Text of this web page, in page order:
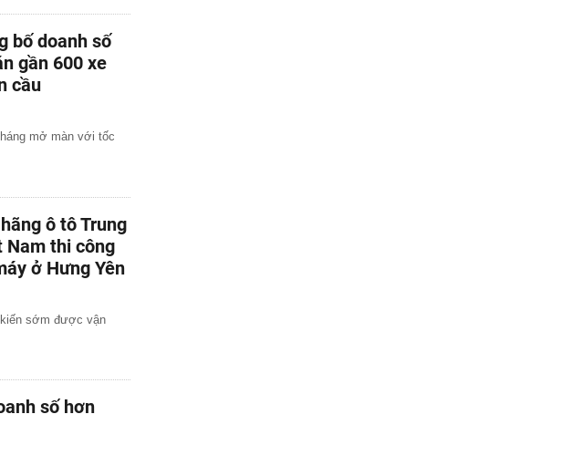
bố doanh số
gần 600 xe
cầu
mở màn với tốc
ô tô Trung
Nam thi công
ở Hưng Yên
sớm được vận
số hơn